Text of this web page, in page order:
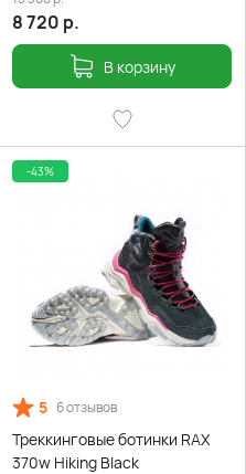
8 720 р.
В корзину
-43%
5 6 отзывов
Треккинговые ботинки RAX
370w Hiking Black